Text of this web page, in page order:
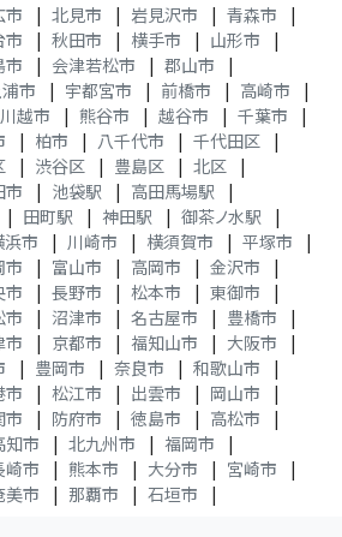
市 | 北見市 | 岩見沢市 | 青森市
|
市 | 秋田市 | 横手市 | 山形市
|
市 | 会津若松市 | 郡山市
|
市 | 宇都宮市 | 前橋市 | 高崎市
|
川越市 | 熊谷市 | 越谷市 | 千葉市
|
| 柏市 | 八千代市 | 千代田区
|
| 渋谷区 | 豊島区 | 北区
|
市 | 池袋駅 | 高田馬場駅
|
| 田町駅 | 神田駅 | 御茶ノ水駅
|
浜市 | 川崎市 | 横須賀市 | 平塚市
|
市 | 富山市 | 高岡市 | 金沢市
|
市 | 長野市 | 松本市 | 東御市
|
市 | 沼津市 | 名古屋市 | 豊橋市
|
市 | 京都市 | 福知山市 | 大阪市
|
| 豊岡市 | 奈良市 | 和歌山市
|
市 | 松江市 | 出雲市 | 岡山市
|
市 | 防府市 | 徳島市 | 高松市
|
知市 | 北九州市 | 福岡市
|
崎市 | 熊本市 | 大分市 | 宮崎市
|
美市 | 那覇市 | 石垣市 |